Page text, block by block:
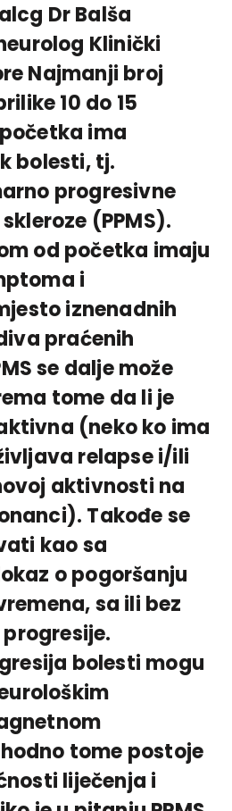
Dr Balša
Klinički
Najmanji broj
10 do 15
ima
bolesti, tj.
progresivne
(PPMS).
od početka imaju
i
iznenadnih
praćenih
se dalje može
tome da li je
(neko ko ima
relapse i/ili
aktivnosti na
Takođe se
kao sa
o pogoršanju
sa ili bez
bolesti mogu
tome postoje
liječenja i